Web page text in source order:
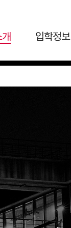
입학정보